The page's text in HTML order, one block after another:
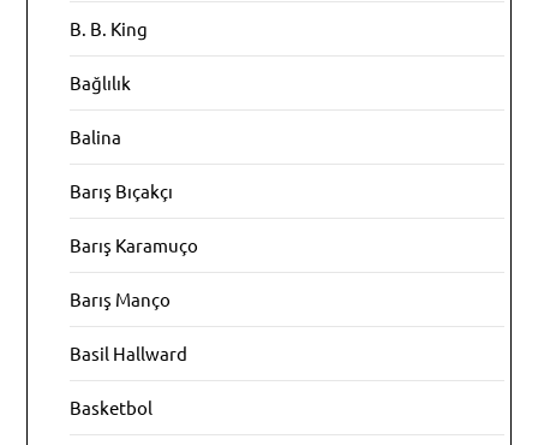
B. B. King
Bağlılık
Balina
Barış Bıçakçı
Barış Karamuço
Barış Manço
Basil Hallward
Basketbol